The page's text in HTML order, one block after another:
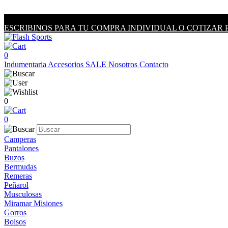
ESCRIBINOS PARA TU COMPRA INDIVIDUAL O COTIZAR
0
Indumentaria Accesorios SALE Nosotros Contacto
0
0
Camperas
Pantalones
Buzos
Bermudas
Remeras
Peñarol
Musculosas
Miramar Misiones
Gorros
Bolsos